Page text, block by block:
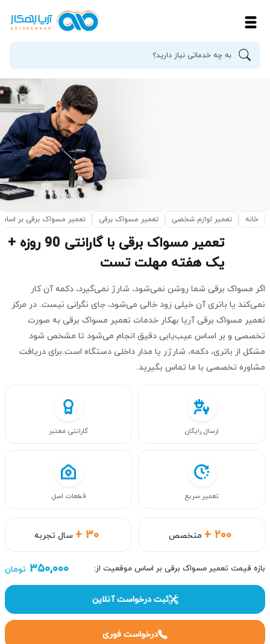
خانه تعمیر لوازم شخصی تعمیر مسواک برقی تعمیر مسواک برقی بر
تعمیر مسواک برقی با گارانتی 90 روزه +
یک هفته مهلت تست
اگر مسواک برقی شما روشن نمی‌شود، شارژ نمی‌گیرد، دکمه آن کار
نمی‌کند یا باتری آن خیلی زود خالی می‌شود، جای نگرانی نیست. در مرکز
تعمیر مسواک برقی آریا بهکار خدمات تعمیر مسواک برقی به صورت
تخصصی و بر اساس عیب‌یابی دقیق انجام می‌شود تا مشخص شود
مشکل از باتری، دکمه، شارژر یا مدار داخلی دستگاه است.برای دریافت
مشاوره تخصصی با ما تماس بگیرید.
+ ۲۰۰ متخصص + ۳۰ سال تجربه
ارسال رایگان گارانتی معتبر
تعمیر سریع قطعات اصل
بازه قیمت تعمیر مسواک برقی بر اساس موقعیت از: ۳۵۰,۰۰۰ تومان
ثبت درخواست آنلاین
درخواست فوری